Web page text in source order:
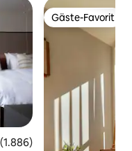
Bewertung:
Gäste-Favorit
Gäste-Favorit